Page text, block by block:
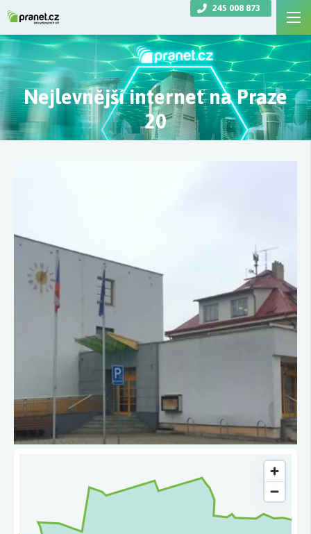
245 008 873
Nejlevnější internet na Praze
20